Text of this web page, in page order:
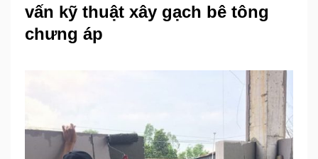
vấn kỹ thuật xây gạch bê tông
chưng áp